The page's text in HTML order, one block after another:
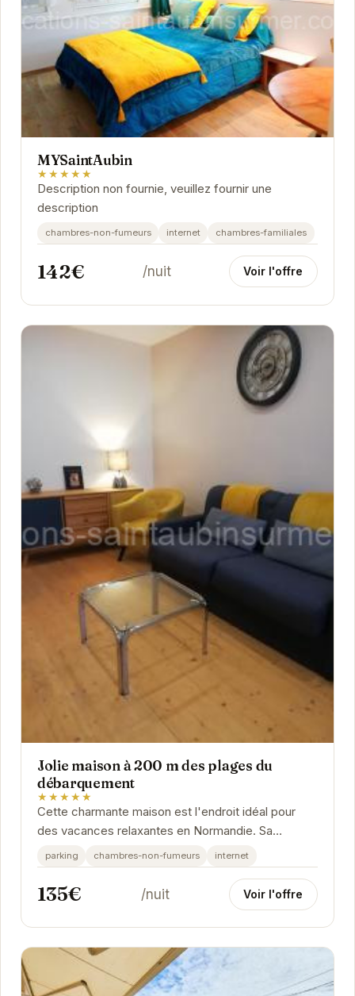
MYSaintAubin
★★★★★
Description non fournie, veuillez fournir une
description
chambres-non-fumeurs internet chambres-familiales
142€ /nuit Voir l'offre
Jolie maison à 200 m des plages du
débarquement
★★★★★
Cette charmante maison est l'endroit idéal pour
des vacances relaxantes en Normandie. Sa
proximité avec les plages du débarquement offre
une...
parking chambres-non-fumeurs internet
135€ /nuit Voir l'offre